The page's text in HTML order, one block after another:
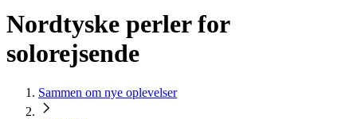
Nordtyske perler for
solorejsende
Sammen om nye oplevelser